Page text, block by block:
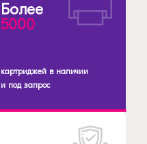
Более
5000
картриджей в наличии
и под запрос